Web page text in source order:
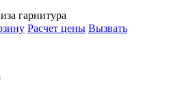
гарнитура
Расчет цены Вызвать